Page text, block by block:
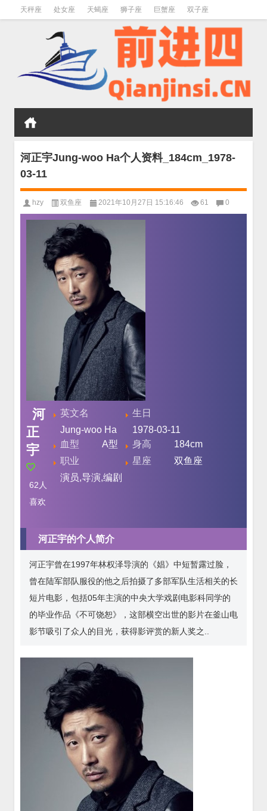
天秤座 处女座 天蝎座 狮子座 巨蟹座 双子座
河正宇Jung-woo Ha个人资料_184cm_1978-
03-11
hzy 双鱼座 2021年10月27日 15:16:46 61 0
河
正
宇
62 人
喜欢
英文名
Jung-woo Ha
生日
1978-03-11
血型
A型 身高
184cm
职业
演员,导演,编剧
星座 双鱼座
河正宇的个人简介
河正宇曾在1997年林权泽导演的《娼》中短暂露过脸，
曾在陆军部队服役的他之后拍摄了多部军队生活相关的长
短片电影，包括05年主演的中央大学戏剧电影科同学的
的毕业作品《不可饶恕》，这部横空出世的影片在釜山电
影节吸引了众人的目光，获得影评赏的新人奖之..